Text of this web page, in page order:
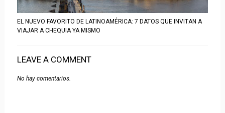
EL NUEVO FAVORITO DE LATINOAMÉRICA: 7 DATOS QUE INVITAN A
VIAJAR A CHEQUIA YA MISMO
LEAVE A COMMENT
No hay comentarios.